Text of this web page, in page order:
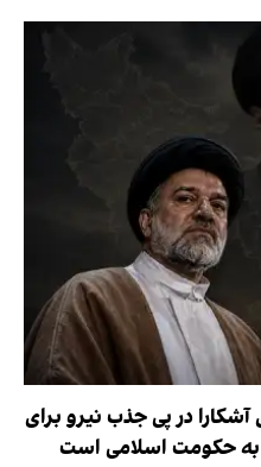
در پی جذب نیرو برای
به حکومت اسلامی است